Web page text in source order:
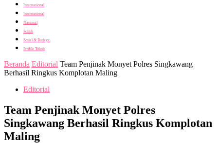
Internasional
Internasional
Nasional
Politik
Sosial & Budaya
Profile Tokoh
Beranda Editorial Team Penjinak Monyet Polres Singkawang
Berhasil Ringkus Komplotan Maling
Editorial
Team Penjinak Monyet Polres
Singkawang Berhasil Ringkus Komplotan
Maling